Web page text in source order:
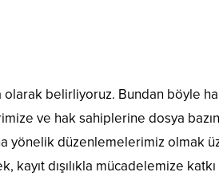
olarak belirliyoruz. Bundan böyle
ve hak sahiplerine dosya
yönelik düzenlemelerimiz olmak
dışılıkla mücadelemize katkı